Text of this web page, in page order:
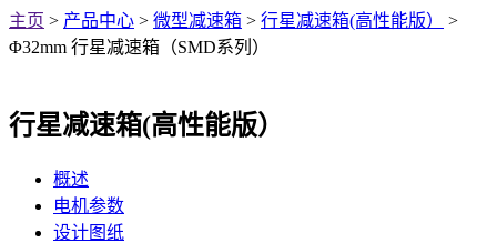
主页 > 产品中心 > 微型减速箱 > 行星减速箱(高性能版）
>
Φ32mm 行星减速箱（SMD系列）
行星减速箱(高性能版）
概述
电机参数
设计图纸